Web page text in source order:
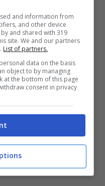
Donne_ Davide Donadei
ha sofferto
la nuova
and information from
and other device
and shared with 319
site. We and our partners
List of partners.
data on the basis
object to by managing
at the bottom of this page
consent in privacy